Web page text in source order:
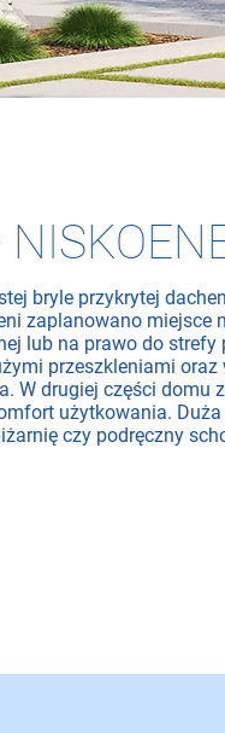
bryle przykrytej
zaplanowano miejsce
lub na prawo do
przeszkleniami
W drugiej części domu
użytkowania.
czy podręczny